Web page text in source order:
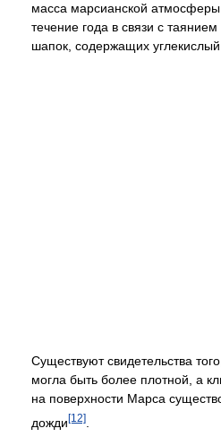
масса марсианской
течение года в связи с
шапок, содержащих углекислый
Существуют свидетельства
могла быть более плотной, а
на поверхности Марса
дожди [12]